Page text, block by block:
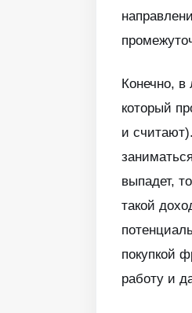
Конечно,
который
и
выпадет,
такой
покупкой
работу и